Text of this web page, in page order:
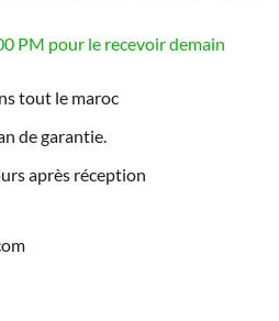
PM pour le recevoir demain
tout le maroc
de garantie.
après réception